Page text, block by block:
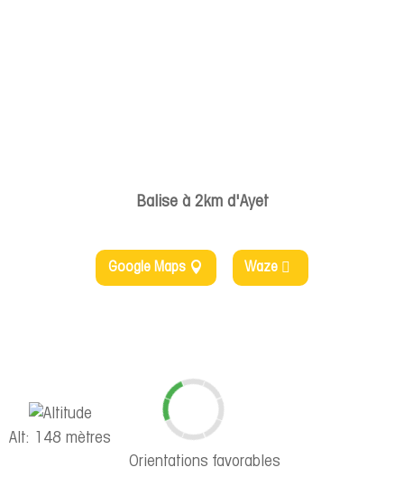
Balise à 2km d'Ayet
Google Maps Waze
Alt: 148 mètres
Orientations favorables